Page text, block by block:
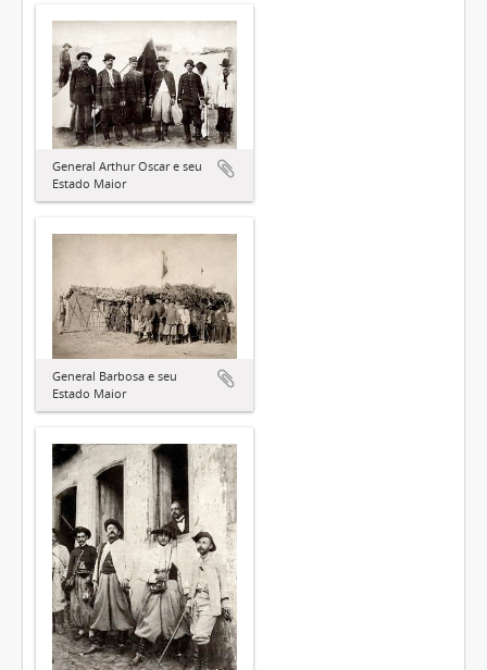
General Arthur Oscar e seu
Estado Maior
General Barbosa e seu
Estado Maior